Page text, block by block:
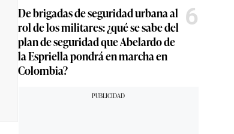
De brigadas de seguridad urbana al
rol de los militares: ¿qué se sabe del
plan de seguridad que Abelardo de
la Espriella pondrá en marcha en
Colombia?
6